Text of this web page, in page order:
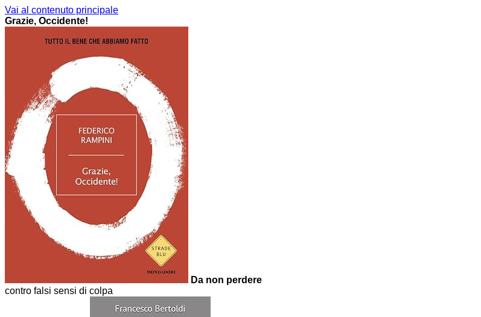
Vai al contenuto principale
Grazie, Occidente!
Da non perdere
contro falsi sensi di colpa